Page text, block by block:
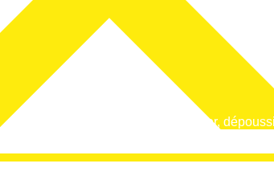
Accueil Nos produits
NET
Nettoyant de chantier,